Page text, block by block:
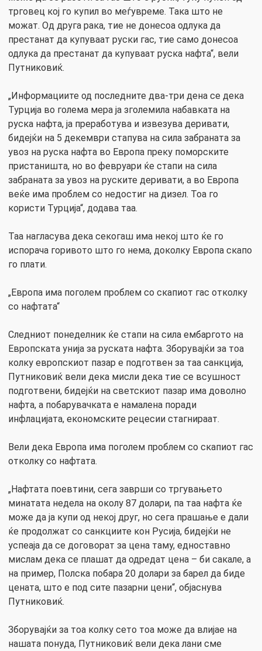
трговец кој го купил во меѓувреме. Така што не
можат. Од друга рака, тие не донесоа одлука да
престанат да купуваат руски гас, тие само донесоа
одлука да престанат да купуваат руска нафта“, вели
Путниковиќ.
„Информациите од последните два-три дена се дека
Турција во голема мера ја зголемила набавката на
руска нафта, ја преработува и извезува деривати,
бидејќи на 5 декември стапува на сила забраната за
увоз на руска нафта во Европа преку поморските
пристаништа, но во февруари ќе стапи на сила
забраната за увоз на руските деривати, а во Европа
веќе има проблем со недостиг на дизел. Тоа го
користи Турција“, додава таа.
Таа нагласува дека секогаш има некој што ќе го
испорача горивото што го нема, доколку Европа скапо
го плати.
„Европа има поголем проблем со скапиот гас отколку
со нафтата“
Следниот понеделник ќе стапи на сила ембаргото на
Европската унија за руската нафта. Зборувајќи за тоа
колку европскиот пазар е подготвен за таа санкција,
Путниковиќ вели дека мисли дека тие се всушност
подготвени, бидејќи на светскиот пазар има доволно
нафта, а побарувачката е намалена поради
инфлацијата, економските рецесии стагнираат.
Вели дека Европа има поголем проблем со скапиот гас
отколку со нафтата.
„Нафтата поевтини, сега заврши со тргувањето
минатата недела на околу 87 долари, па таа нафта ќе
може да ја купи од некој друг, но сега прашање е дали
ќе продолжат со санкциите кон Русија, бидејќи не
успеаја да се договорат за цена таму, едноставно
мислам дека се плашат да одредат цена – би сакале, а
на пример, Полска побара 20 долари за барел да биде
цената, што е под сите пазарни цени“, објаснува
Путниковиќ.
Зборувајќи за тоа колку сето тоа може да влијае на
нашата понуда, Путниковиќ вели дека лани сме